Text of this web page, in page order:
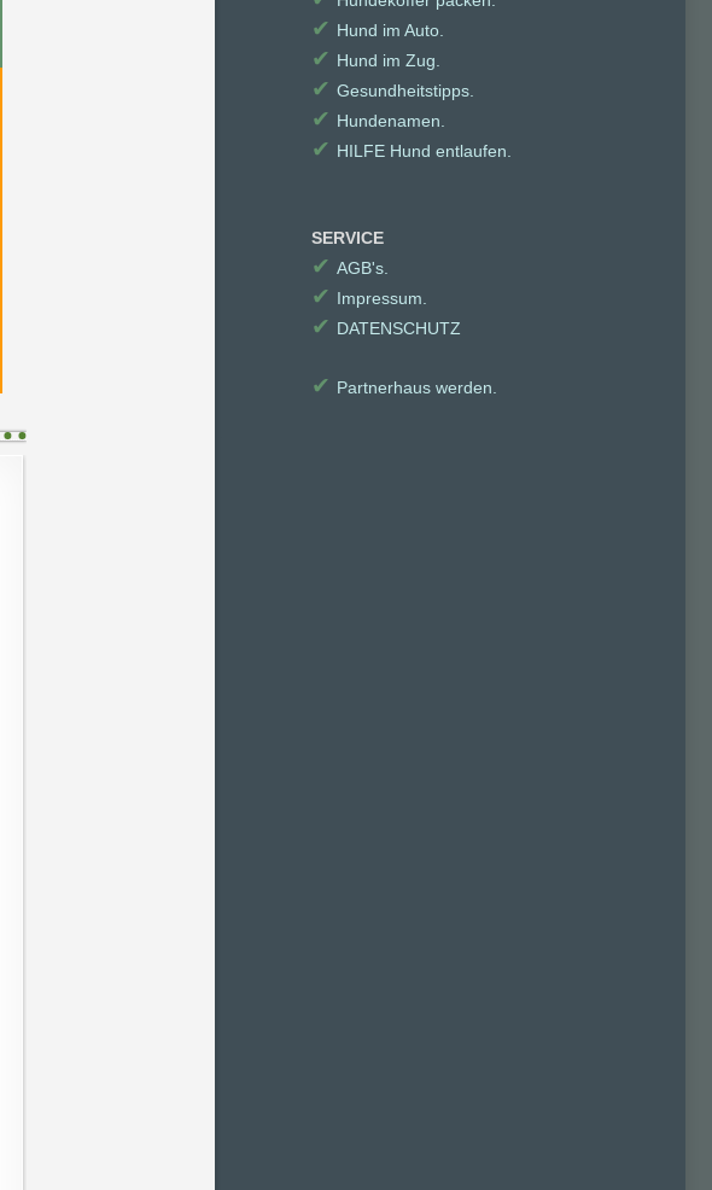
✔ Hund im Auto.
✔ Hund im Zug.
✔ Gesundheitstipps.
✔ Hundenamen.
✔ HILFE Hund entlaufen.
SERVICE
✔ AGB's.
✔ Impressum.
✔ DATENSCHUTZ
✔ Partnerhaus werden.